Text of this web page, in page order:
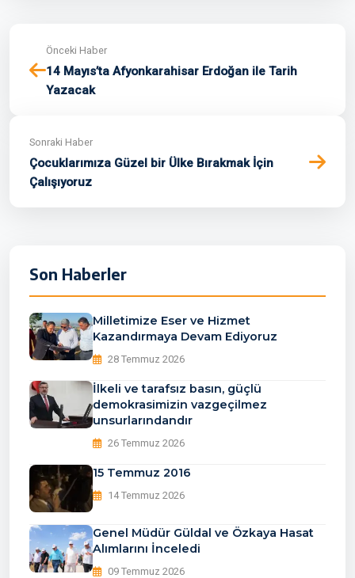
Önceki Haber
14 Mayıs’ta Afyonkarahisar Erdoğan ile Tarih
Yazacak
Sonraki Haber
Çocuklarımıza Güzel bir Ülke Bırakmak İçin
Çalışıyoruz
Son Haberler
Milletimize Eser ve Hizmet
Kazandırmaya Devam Ediyoruz
28 Temmuz 2026
İlkeli ve tarafsız basın, güçlü
demokrasimizin vazgeçilmez
unsurlarındandır
26 Temmuz 2026
15 Temmuz 2016
14 Temmuz 2026
Genel Müdür Güldal ve Özkaya Hasat
Alımlarını İnceledi
09 Temmuz 2026